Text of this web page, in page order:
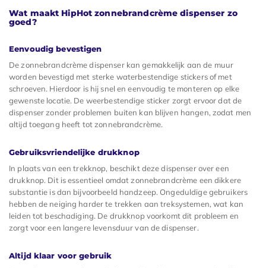
Wat maakt HipHot zonnebrandcrème dispenser zo
goed?
Eenvoudig bevestigen
De zonnebrandcrème dispenser kan gemakkelijk aan de muur
worden bevestigd met sterke waterbestendige stickers of met
schroeven. Hierdoor is hij snel en eenvoudig te monteren op elke
gewenste locatie. De weerbestendige sticker zorgt ervoor dat de
dispenser zonder problemen buiten kan blijven hangen, zodat men
altijd toegang heeft tot zonnebrandcrème.
Gebruiksvriendelijke drukknop
In plaats van een trekknop, beschikt deze dispenser over een
drukknop. Dit is essentieel omdat zonnebrandcrème een dikkere
substantie is dan bijvoorbeeld handzeep. Ongeduldige gebruikers
hebben de neiging harder te trekken aan treksystemen, wat kan
leiden tot beschadiging. De drukknop voorkomt dit probleem en
zorgt voor een langere levensduur van de dispenser.
Altijd klaar voor gebruik